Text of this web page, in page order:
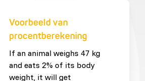
Voorbeeld van
procentberekening
If an animal weighs 47 kg
and eats 2% of its body
weight, it will get